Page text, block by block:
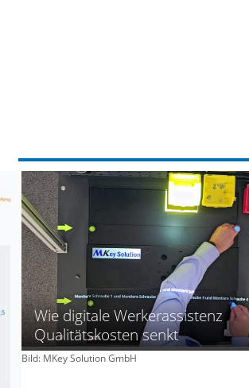
Wie digitale Werkerassistenz
Qualitätskosten senkt
Bild: MKey Solution GmbH